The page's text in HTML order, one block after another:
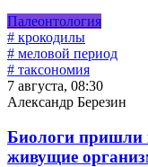
Палеонтология
# крокодилы
# меловой период
# таксономия
7 августа, 08:30
Александр Березин
Биологи пришли
живущие